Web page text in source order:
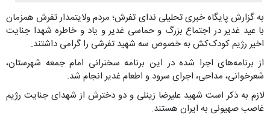
به گزارش پایگاه خبری تحلیلی ندای تفرش؛ مردم ولایتمدار تفرش همزمان
با عید غدیر در اجتماع بزرگ و حماسی غدیر و یاد و خاطره شهدا جنایت
اخیر رژیم کودک‌کش به خصوص سه شهید تفرشی را گرامی داشتند.
از برنامه‌های اجرا شده در این برنامه سخنرانی امام جمعه شهرستان،
شعرخوانی، مداحی، اجرای سرود و اطعام غدیر انجام شد.
لازم به ذکر است شهید علیرضا زینلی و دو دخترش از شهدای جنایت رژیم
غاصب صهیونی به ایران هستند.